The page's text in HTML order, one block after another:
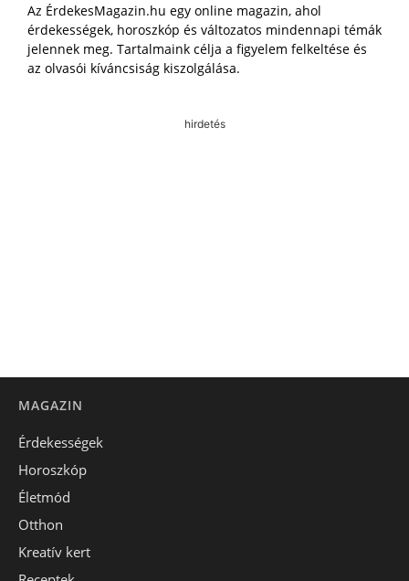
Az ÉrdekesMagazin.hu egy online magazin, ahol
érdekességek, horoszkóp és változatos mindennapi témák
jelennek meg. Tartalmaink célja a figyelem felkeltése és
az olvasói kíváncsiság kiszolgálása.
hirdetés
MAGAZIN
Érdekességek
Horoszkóp
Életmód
Otthon
Kreatív kert